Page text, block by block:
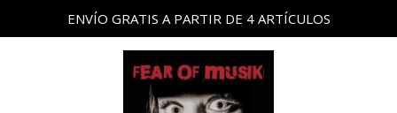
ENVÍO GRATIS A PARTIR DE 4 ARTÍCULOS